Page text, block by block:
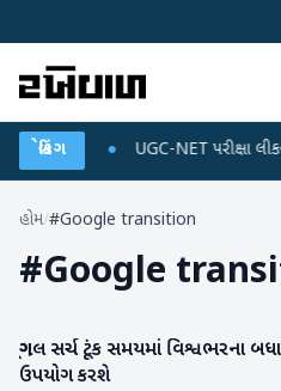
બ્રેકિંગ
પ્લાન UGC-NET પરીક્ષા લીકના
હોમ/#Google transition
#Google
ગેજેટ
ગૂગલ સર્ચ ટૂંક સમયમાં વિશ્વભરના
ઉપયોગ કરશે